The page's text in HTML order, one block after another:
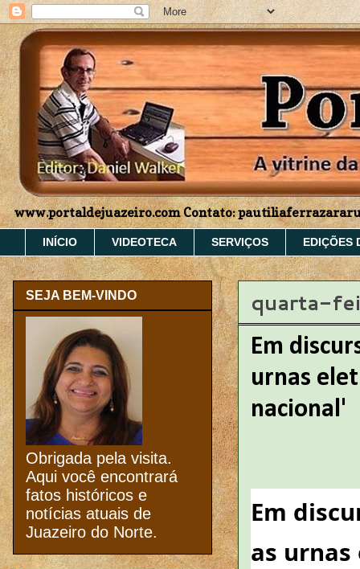
www.portaldejuazeiro.com Contato:
INÍCIO VIDEOTECA SERVIÇOS EDIÇÕES
quarta-
Em
urnas
nacional'
Em
as urnas
SEJA BEM-VINDO
Obrigada pela visita.
Aqui você encontrará
fatos históricos e
notícias atuais de
Juazeiro do Norte.